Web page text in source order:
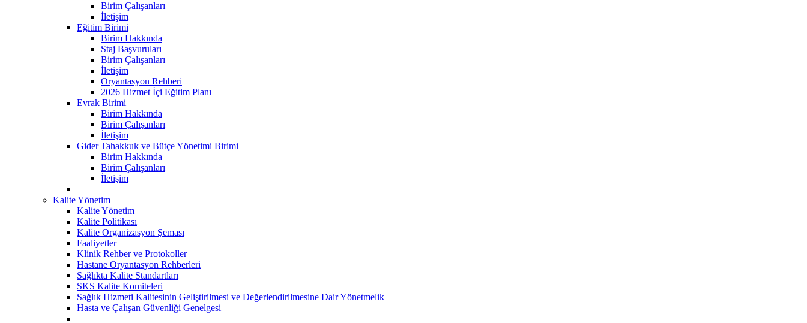
Birim Çalışanları
İletişim
Eğitim Birimi
Birim Hakkında
Staj Başvuruları
Birim Çalışanları
İletişim
Oryantasyon Rehberi
2026 Hizmet İçi Eğitim Planı
Evrak Birimi
Birim Hakkında
Birim Çalışanları
İletişim
Gider Tahakkuk ve Bütçe Yönetimi Birimi
Birim Hakkında
Birim Çalışanları
İletişim
Kalite Yönetim
Kalite Yönetim
Kalite Politikası
Kalite Organizasyon Şeması
Faaliyetler
Klinik Rehber ve Protokoller
Hastane Oryantasyon Rehberleri
Sağlıkta Kalite Standartları
SKS Kalite Komiteleri
Sağlık Hizmeti Kalitesinin Geliştirilmesi ve Değerlendirilmesine Dair Yönetmelik
Hasta ve Çalışan Güvenliği Genelgesi